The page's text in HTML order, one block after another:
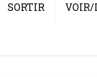
SORTIR VOIR/